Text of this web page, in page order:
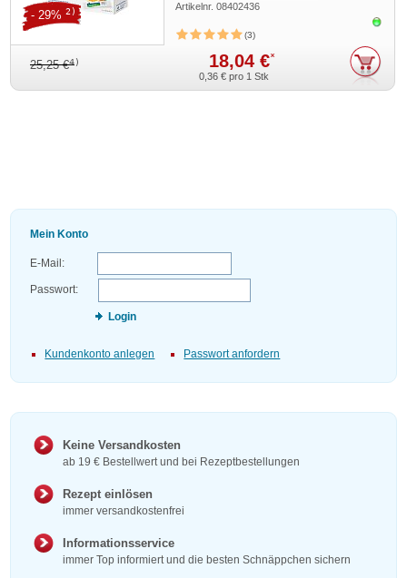
Artikelnr.08402436
3
25,25 €4) 18,04 €*
- 29% 2)
0,36 € pro 1 Stk
Mein Konto
E-Mail:
Passwort:
Login
Kundenkonto anlegen Passwort anfordern
Keine Versandkosten
ab 19 € Bestellwert und bei Rezeptbestellungen
Rezept einlösen
immer versandkostenfrei
Informationsservice
immer Top informiert und die besten Schnäppchen sichern